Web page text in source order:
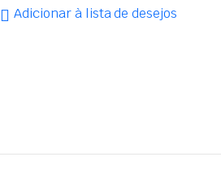
preço:
Adicionar à lista de desejos